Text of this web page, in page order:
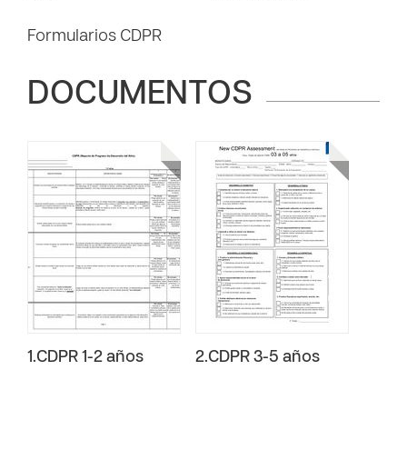
Formularios CDPR
DOCUMENTOS
1.CDPR 1-2 años 2.CDPR 3-5 años